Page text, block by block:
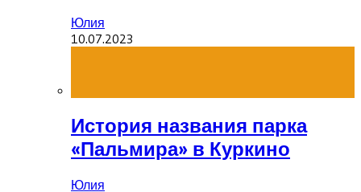
Юлия
10.07.2023
История названия парка
«Пальмира» в Куркино
Юлия